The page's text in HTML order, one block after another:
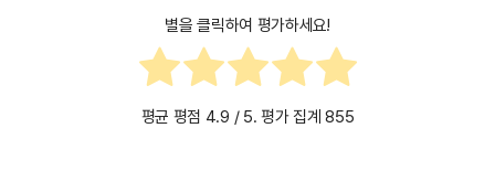
별을 클릭하여 평가하세요!
평균 평점 4.9 / 5. 평가 집계855